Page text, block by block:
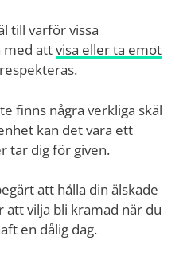
till varför vissa
med attvisa eller ta emot
finns några verkliga skäl
kan det vara ett
tar dig för given.
att hålla din älskade
att vilja bli kramad när du
en dålig dag.